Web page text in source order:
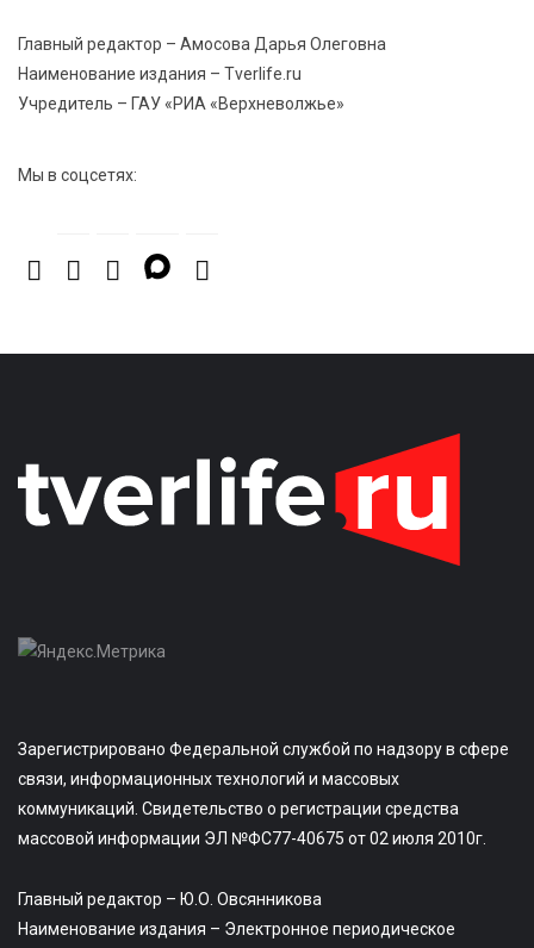
7 Авг 2026 15:10 307
На Петербургском марафоне «Пушкин — Петербург»
Главный редактор – Амосова Дарья Олеговна
Наименование издания – Tverlife.ru
Учредитель – ГАУ «РИА «Верхневолжье»
Мы в соцсетях:
Зарегистрировано Федеральной службой по надзору в сфере
связи, информационных технологий и массовых
коммуникаций. Свидетельство о регистрации средства
массовой информации ЭЛ №ФС77-40675 от 02 июля 2010г.
Главный редактор – Ю.О. Овсянникова
Наименование издания – Электронное периодическое